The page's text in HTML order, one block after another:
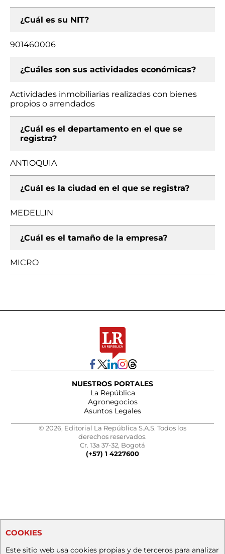
¿Cuál es su NIT?
901460006
¿Cuáles son sus actividades económicas?
Actividades inmobiliarias realizadas con bienes
propios o arrendados
¿Cuál es el departamento en el que se
registra?
ANTIOQUIA
¿Cuál es la ciudad en el que se registra?
MEDELLIN
¿Cuál es el tamaño de la empresa?
MICRO
NUESTROS PORTALES
La República
Agronegocios
Asuntos Legales
© 2026, Editorial La República S.A.S. Todos los
derechos reservados.
Cr. 13a 37-32, Bogotá
(+57) 1 4227600
COOKIES
Este sitio web usa cookies propias y de terceros para analizar